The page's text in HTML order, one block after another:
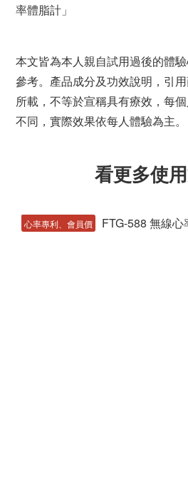
率體脂計」
本文皆為本人親自試用過後的體
參考。產品成分及功效說明，引
所載，不等於宣稱具有療效，每
不同，實際效果依每人體驗為主。
看更多使
心率專利、會員價